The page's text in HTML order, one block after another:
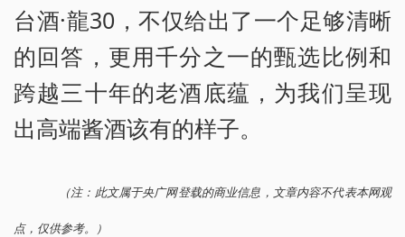
台酒·龍30，不仅给出了一个足够清晰
的回答，更用千分之一的甄选比例和
跨越三十年的老酒底蕴，为我们呈现
出高端酱酒该有的样子。
（注：此文属于央广网登载的商业信息，文章内容不代表本网观
点，仅供参考。）